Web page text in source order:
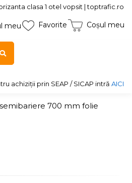
clasa 1 otel vopsit | toptrafic.ro
meu Favorite Coșul meu
achiziții prin SEAP / SICAP intră AICI
700 mm folie